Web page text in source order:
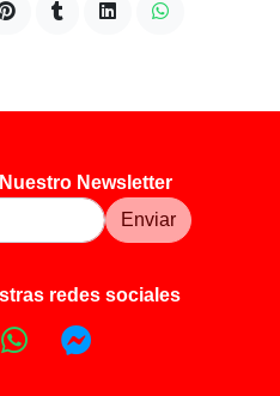
Newsletter
Enviar
redes sociales